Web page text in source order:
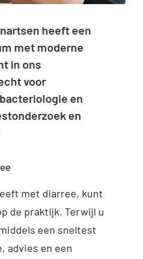
heeft een
met moderne
in ons
voor
en
en
met diarree, kunt
de praktijk. Terwijl u
een sneltest
advies en een